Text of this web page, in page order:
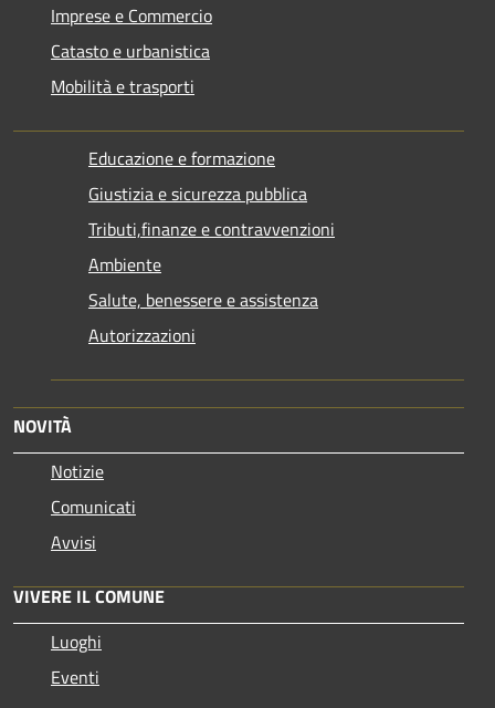
Imprese e Commercio
Catasto e urbanistica
Mobilità e trasporti
Educazione e formazione
Giustizia e sicurezza pubblica
Tributi,finanze e contravvenzioni
Ambiente
Salute, benessere e assistenza
Autorizzazioni
NOVITÀ
Notizie
Comunicati
Avvisi
VIVERE IL COMUNE
Luoghi
Eventi